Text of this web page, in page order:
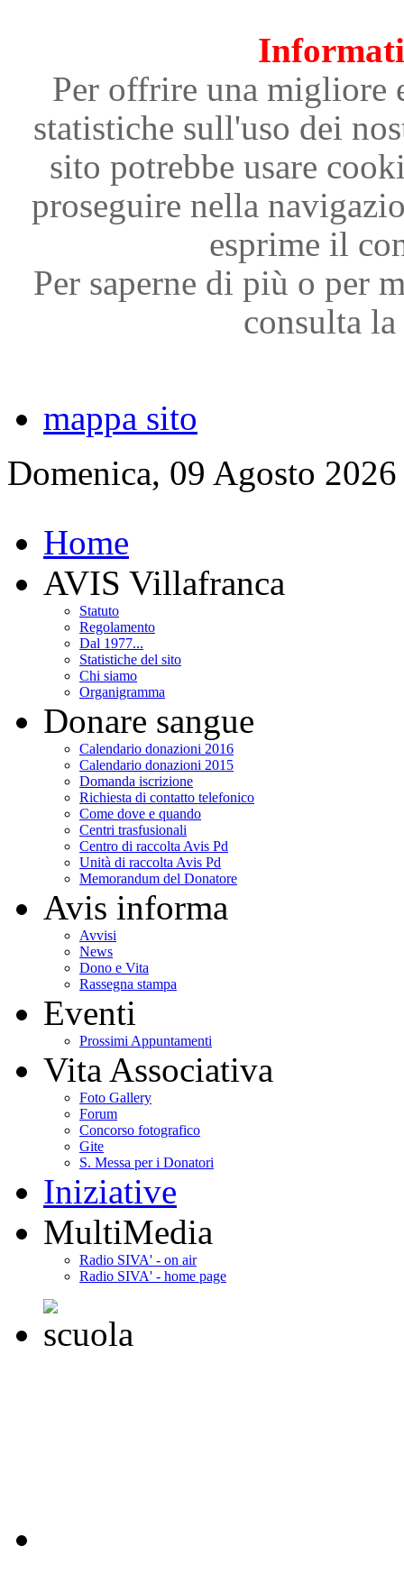
Per offrire una migliore
statistiche sull'uso dei
sito potrebbe usare
proseguire nella
esprime il
Per saperne di più o per
consulta
mappa sito
Domenica, 09 Agosto 2026
Home
AVIS Villafranca
Statuto
Regolamento
Dal 1977...
Statistiche del sito
Chi siamo
Organigramma
Donare sangue
Calendario donazioni 2016
Calendario donazioni 2015
Domanda iscrizione
Richiesta di contatto telefonico
Come dove e quando
Centri trasfusionali
Centro di raccolta Avis Pd
Unità di raccolta Avis Pd
Memorandum del Donatore
Avis informa
Avvisi
News
Dono e Vita
Rassegna stampa
Eventi
Prossimi Appuntamenti
Vita Associativa
Foto Gallery
Forum
Concorso fotografico
Gite
S. Messa per i Donatori
Iniziative
MultiMedia
Radio SIVA' - on air
Radio SIVA' - home page